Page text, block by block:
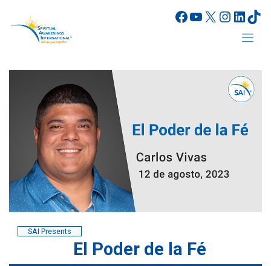
content
Facebook
YouTube
X
SAI Presents
El Poder de la Fé